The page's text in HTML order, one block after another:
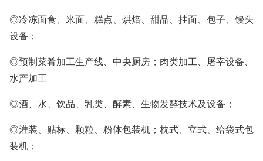
◎冷冻面食、米面、糕点、烘焙、甜品、挂面、包子、馒头
设备；
◎预制菜肴加工生产线、中央厨房；肉类加工、屠宰设备、
水产加工
◎酒、水、饮品、乳类、酵素、生物发酵技术及设备；
◎灌装、贴标、颗粒、粉体包装机；枕式、立式、给袋式包
装机；